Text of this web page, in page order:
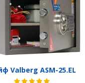
Valberg ASM-25.EL